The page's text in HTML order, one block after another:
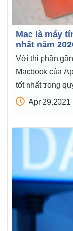
Mac là máy
nhất năm
Với thị phần
Macbook của
tốt nhất trong
Apr 29.2021